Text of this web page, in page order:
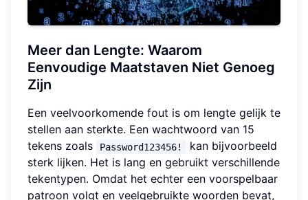
Meer dan Lengte: Waarom
Eenvoudige Maatstaven Niet Genoeg
Zijn
Een veelvoorkomende fout is om lengte gelijk te
stellen aan sterkte. Een wachtwoord van 15
tekens zoals
Password123456!
kan bijvoorbeeld
sterk lijken. Het is lang en gebruikt verschillende
tekentypen. Omdat het echter een voorspelbaar
patroon volgt en veelgebruikte woorden bevat,